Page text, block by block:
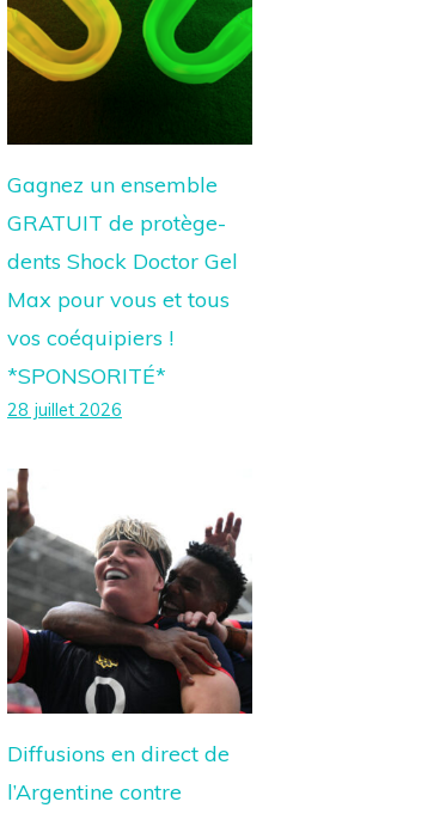
Gagnez un ensemble
GRATUIT de protège-
dents Shock Doctor Gel
Max pour vous et tous
vos coéquipiers !
*SPONSORITÉ*
28 juillet 2026
Diffusions en direct de
l’Argentine contre